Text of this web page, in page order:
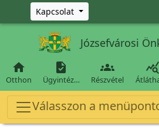
Ugrás a fő tartalomra
Kapcsolat
Józsefvárosi

Otthon

Ügyintéz…

Részvétel

Válasszon a